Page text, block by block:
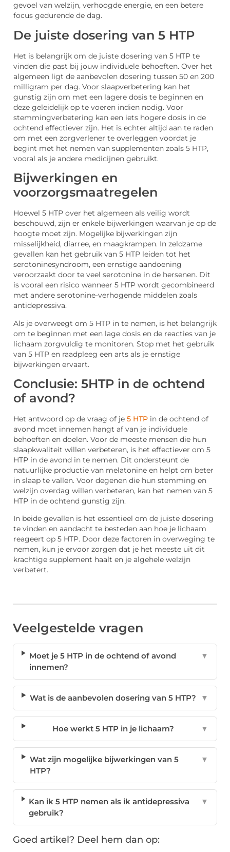
gevoel van welzijn, verhoogde energie, en een betere
focus gedurende de dag.
De juiste dosering van 5 HTP
Het is belangrijk om de juiste dosering van 5 HTP te
vinden die past bij jouw individuele behoeften. Over het
algemeen ligt de aanbevolen dosering tussen 50 en 200
milligram per dag. Voor slaapverbetering kan het
gunstig zijn om met een lagere dosis te beginnen en
deze geleidelijk op te voeren indien nodig. Voor
stemmingverbetering kan een iets hogere dosis in de
ochtend effectiever zijn. Het is echter altijd aan te raden
om met een zorgverlener te overleggen voordat je
begint met het nemen van supplementen zoals 5 HTP,
vooral als je andere medicijnen gebruikt.
Bijwerkingen en
voorzorgsmaatregelen
Hoewel 5 HTP over het algemeen als veilig wordt
beschouwd, zijn er enkele bijwerkingen waarvan je op de
hoogte moet zijn. Mogelijke bijwerkingen zijn
misselijkheid, diarree, en maagkrampen. In zeldzame
gevallen kan het gebruik van 5 HTP leiden tot het
serotoninesyndroom, een ernstige aandoening
veroorzaakt door te veel serotonine in de hersenen. Dit
is vooral een risico wanneer 5 HTP wordt gecombineerd
met andere serotonine-verhogende middelen zoals
antidepressiva.
Als je overweegt om 5 HTP in te nemen, is het belangrijk
om te beginnen met een lage dosis en de reacties van je
lichaam zorgvuldig te monitoren. Stop met het gebruik
van 5 HTP en raadpleeg een arts als je ernstige
bijwerkingen ervaart.
Conclusie: 5HTP in de ochtend
of avond?
Het antwoord op de vraag of je 5 HTP in de ochtend of
avond moet innemen hangt af van je individuele
behoeften en doelen. Voor de meeste mensen die hun
slaapkwaliteit willen verbeteren, is het effectiever om 5
HTP in de avond in te nemen. Dit ondersteunt de
natuurlijke productie van melatonine en helpt om beter
in slaap te vallen. Voor degenen die hun stemming en
welzijn overdag willen verbeteren, kan het nemen van 5
HTP in de ochtend gunstig zijn.
In beide gevallen is het essentieel om de juiste dosering
te vinden en aandacht te besteden aan hoe je lichaam
reageert op 5 HTP. Door deze factoren in overweging te
nemen, kun je ervoor zorgen dat je het meeste uit dit
krachtige supplement haalt en je algehele welzijn
verbetert.
Veelgestelde vragen
Moet je 5 HTP in de ochtend of avond
innemen?
▼
Wat is de aanbevolen dosering van 5 HTP? ▼
Hoe werkt 5 HTP in je lichaam? ▼
Wat zijn mogelijke bijwerkingen van 5
HTP?
▼
Kan ik 5 HTP nemen als ik antidepressiva
gebruik?
▼
Goed artikel? Deel hem dan op: